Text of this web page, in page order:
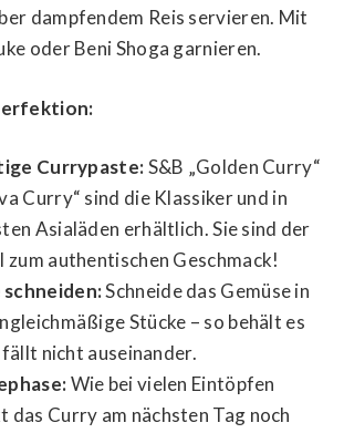
dampfendem Reis servieren. Mit
oder Beni Shoga garnieren.
Currypaste:S&B „Golden Curry“
Curry“ sind die Klassiker und in
Asialäden erhältlich. Sie sind der
zum authentischen Geschmack!
schneiden:Schneide das Gemüse in
Stücke – so behält es
fällt nicht auseinander.
Wie bei vielen Eintöpfen
das Curry am nächsten Tag noch